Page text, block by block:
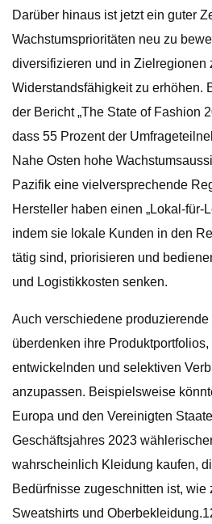
Darüber hinaus ist jetzt ein guter
Wachstumsprioritäten neu zu
diversifizieren und in Zielregionen
Widerstandsfähigkeit zu erhöhen.
der Bericht „The State of Fashion
dass 55 Prozent der
Nahe Osten hohe
Pazifik eine vielversprechende
Hersteller haben einen „Lokal-für-
indem sie lokale Kunden in den
tätig sind, priorisieren und
und Logistikkosten senken.
Auch verschiedene produzierende
überdenken ihre
entwickelnden und selektiven
anzupassen. Beispielsweise
Europa und den Vereinigten
Geschäftsjahres 2023
wahrscheinlich Kleidung kaufen,
Bedürfnisse zugeschnitten ist, wie
Sweatshirts und